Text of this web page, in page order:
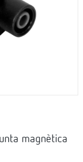
magnètica